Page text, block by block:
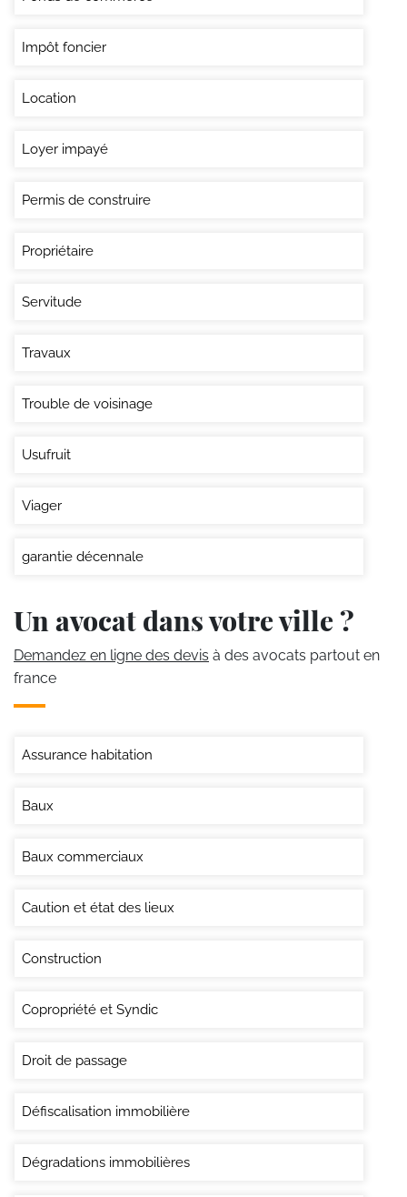
Impôt foncier
Location
Loyer impayé
Permis de construire
Propriétaire
Servitude
Travaux
Trouble de voisinage
Usufruit
Viager
garantie décennale
Un avocat dans votre ville ?
Demandez en ligne des devis à des avocats partout en
france
Assurance habitation
Baux
Baux commerciaux
Caution et état des lieux
Construction
Copropriété et Syndic
Droit de passage
Défiscalisation immobilière
Dégradations immobilières